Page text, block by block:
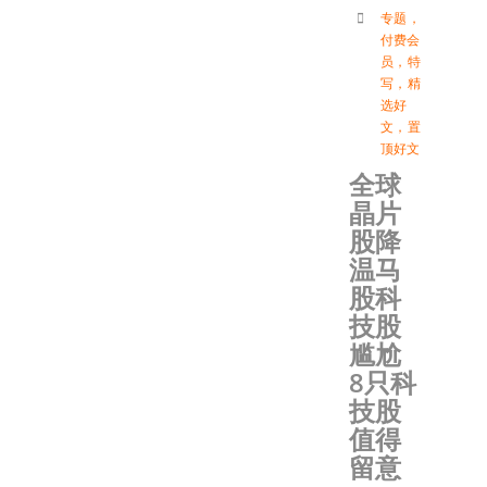
专题 ，
付费会
员 ， 特
写 ， 精
选好
文 ， 置
顶好文
全球
晶片
股降
温马
股科
技股
尴尬
8只科
技股
值得
留意